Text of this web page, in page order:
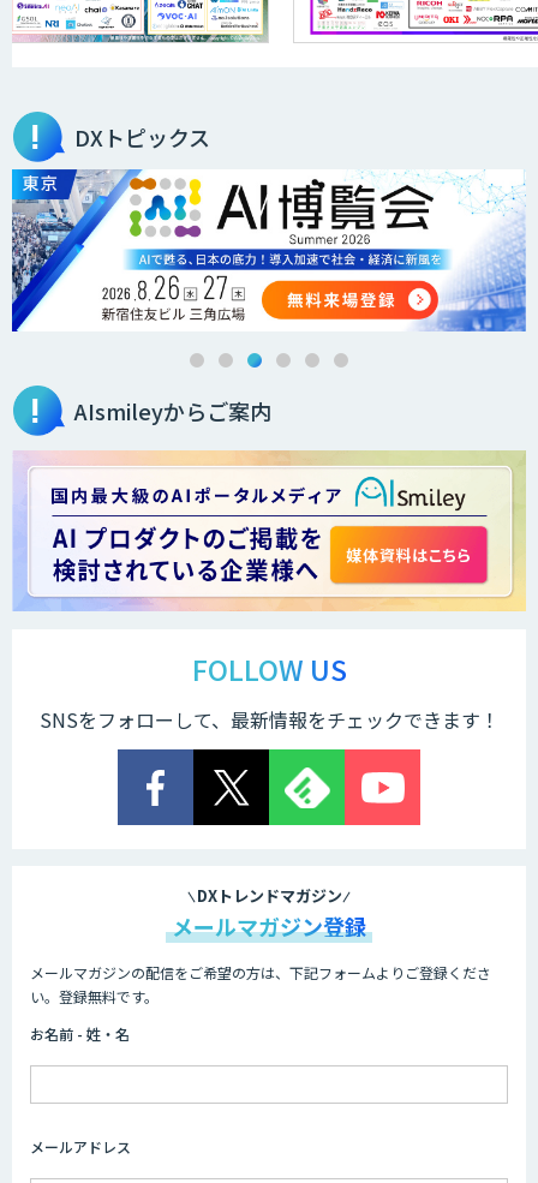
DXトピックス
AIsmileyからご案内
FOLLOW US
SNSをフォローして、最新情報をチェックできます！
DXトレンドマガジン
メールマガジン登録
メールマガジンの配信をご希望の方は、下記フォームよりご登録くださ
い。登録無料です。
お名前 - 姓・名
メールアドレス